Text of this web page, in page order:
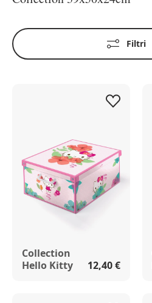
Filtri
Collection
Hello Kitty
12,40 €